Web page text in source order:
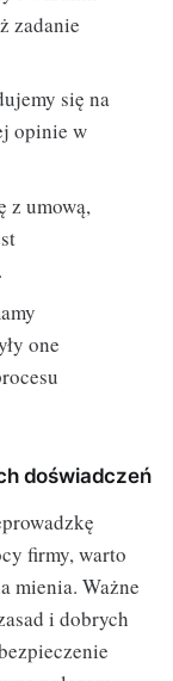
zadanie
się na
opinie w
z umową,
one
doświadczeń
firmy, warto
mienia. Ważne
i dobrych